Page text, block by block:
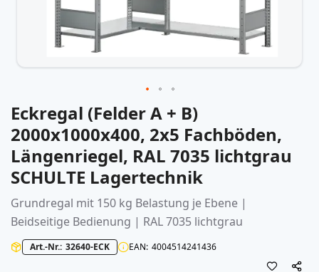
Zum
Anfang
der
Bildergalerie
springen
Eckregal (Felder A + B)
2000x1000x400, 2x5 Fachböden,
Längenriegel, RAL 7035 lichtgrau
SCHULTE Lagertechnik
Grundregal mit 150 kg Belastung je Ebene |
Beidseitige Bedienung | RAL 7035 lichtgrau
Art.-Nr. 32640-ECK EAN 4004514241436